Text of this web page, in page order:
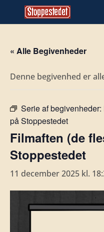
« Alle Begivenheder
Denne begivenhed er
Serie af begivenheder:
på Stoppestedet
Filmaften (de
Stoppestedet
11 december 2025 kl.